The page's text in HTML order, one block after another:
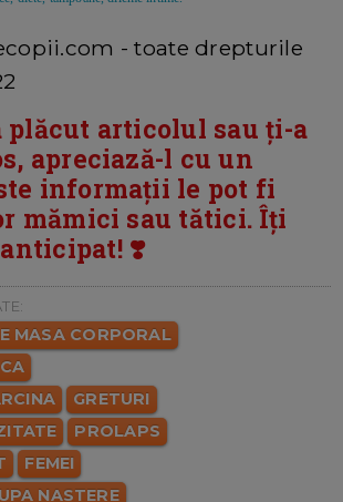
- toate drepturile
plăcut articolul sau ți-a
apreciază-l cu un
informații le pot fi
mămici sau tătici. Îți
❣️
MASA CORPORAL
GRETURI
PROLAPS
FEMEI
NASTERE